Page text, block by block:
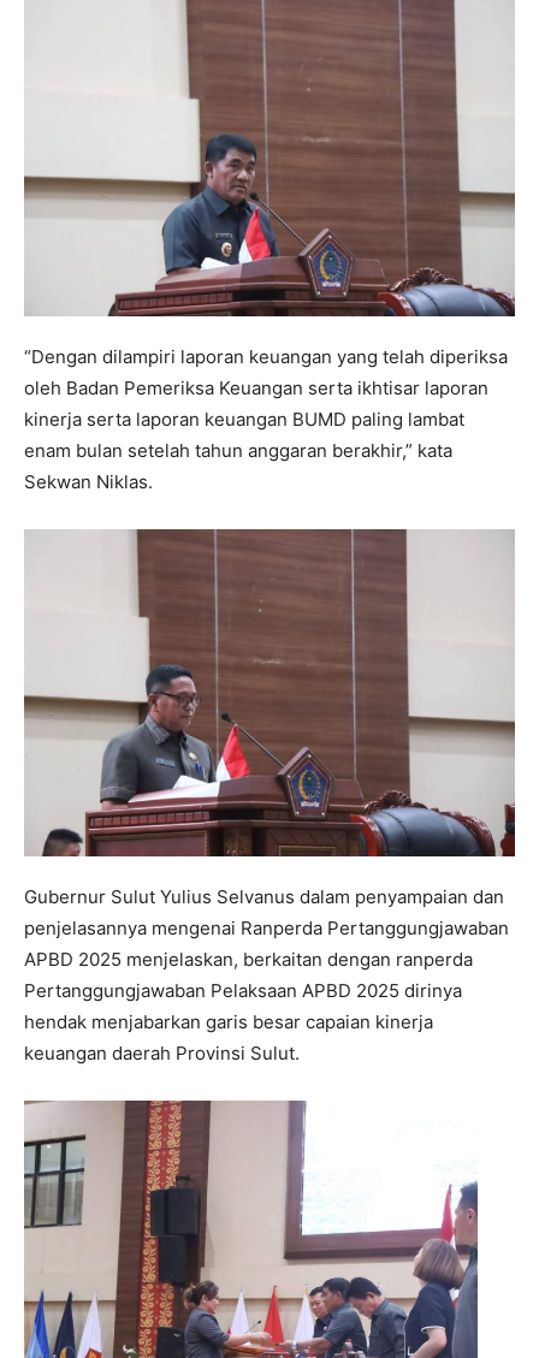
“Dengan dilampiri laporan keuangan yang telah diperiksa
oleh Badan Pemeriksa Keuangan serta ikhtisar laporan
kinerja serta laporan keuangan BUMD paling lambat
enam bulan setelah tahun anggaran berakhir,” kata
Sekwan Niklas.
Gubernur Sulut Yulius Selvanus dalam penyampaian dan
penjelasannya mengenai Ranperda Pertanggungjawaban
APBD 2025 menjelaskan, berkaitan dengan ranperda
Pertanggungjawaban Pelaksaan APBD 2025 dirinya
hendak menjabarkan garis besar capaian kinerja
keuangan daerah Provinsi Sulut.